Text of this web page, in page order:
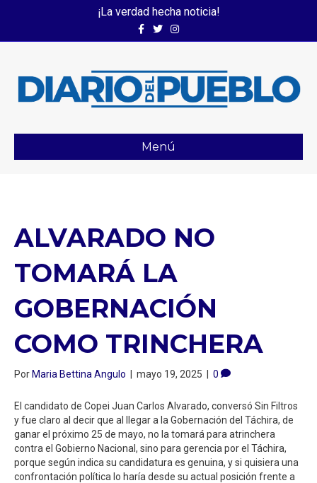
¡La verdad hecha noticia!
FacebookTwitterInstagram
Menú
ALVARADO NO
TOMARÁ LA
GOBERNACIÓN
COMO TRINCHERA
PorMaria Bettina Angulo | mayo 19, 2025 | 0
El candidato de Copei Juan Carlos Alvarado, conversó Sin Filtros
y fue claro al decir que al llegar a la Gobernación del Táchira, de
ganar el próximo 25 de mayo, no la tomará para atrinchera
contra el Gobierno Nacional, sino para gerencia por el Táchira,
porque según indica su candidatura es genuina, y si quisiera una
confrontación política lo haría desde su actual posición frente a